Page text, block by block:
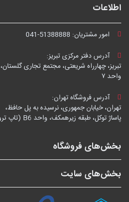
اطلاعات
امور مشتریان: 041-51388888
آدرس دفتر مرکزی تبریز:
تبریز، چهارراه شریعتی، مجتمع تجاری گلستان،
واحد ۷
آدرس فروشگاه تهران:
تهران، خیابان جمهوری، نرسیده به پل حافظ،
پاساژ توکل، طبقه زیرهمکف، واحد B6 (تاپ ترونیک)
بخش‌های فروشگاه
بخش‌های سایت